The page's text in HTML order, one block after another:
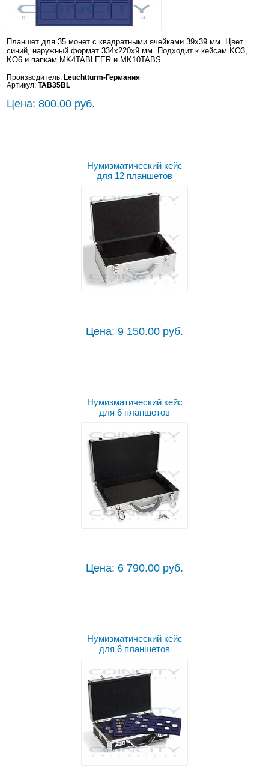
Планшет для 35 монет с квадратными ячейками 39x39 мм. Цвет
синий, наружный формат 334x220x9 мм. Подходит к кейсам KO3,
KO6 и папкам MK4TABLEER и MK10TABS.
Производитель: Leuchtturm-Германия
Артикул:TAB35BL
Цена: 800.00 руб.
Нумизматический кейс
для 12 планшетов
Цена: 9 150.00 руб.
Нумизматический кейс
для 6 планшетов
Цена: 6 790.00 руб.
Нумизматический кейс
для 6 планшетов